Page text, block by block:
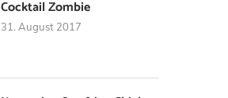
Cocktail Zombie
31. August 2017